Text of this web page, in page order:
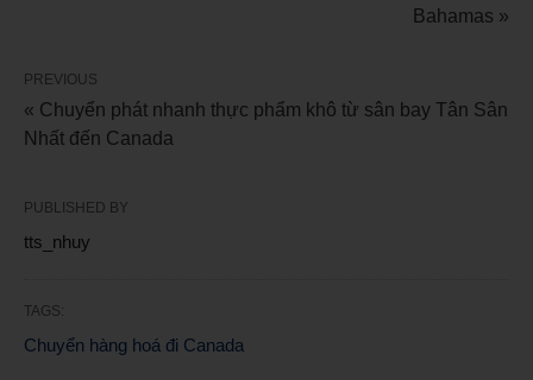
Bahamas »
PREVIOUS
« Chuyển phát nhanh thực phẩm khô từ sân bay Tân Sân
Nhất đến Canada
PUBLISHED BY
tts_nhuy
TAGS:
Chuyển hàng hoá đi Canada